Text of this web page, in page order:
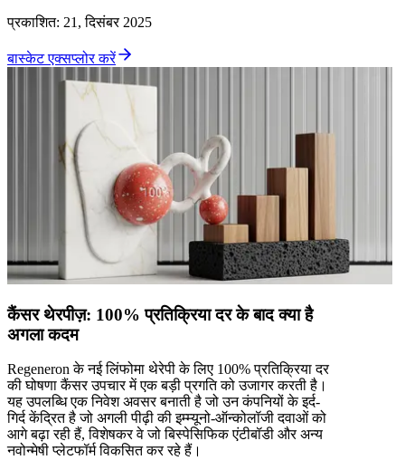
प्रकाशित: 21, दिसंबर 2025
बास्केट एक्सप्लोर करें
कैंसर थेरपीज़: 100% प्रतिक्रिया दर के बाद क्या है
अगला कदम
Regeneron के नई लिंफोमा थेरेपी के लिए 100% प्रतिक्रिया दर
की घोषणा कैंसर उपचार में एक बड़ी प्रगति को उजागर करती है।
यह उपलब्धि एक निवेश अवसर बनाती है जो उन कंपनियों के इर्द-
गिर्द केंद्रित है जो अगली पीढ़ी की इम्म्यूनो-ऑन्कोलॉजी दवाओं को
आगे बढ़ा रही हैं, विशेषकर वे जो बिस्पेसिफिक एंटीबॉडी और अन्य
नवोन्मेषी प्लेटफॉर्म विकसित कर रहे हैं।